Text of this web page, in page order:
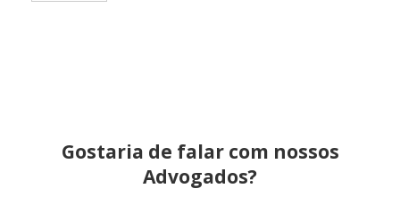
Gostaria de falar com nossos
Advogados?